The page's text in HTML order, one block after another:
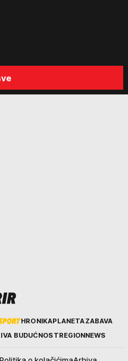
HRONIKAPLANETAZABAVA
BUDUĆNOSTREGIONNEWS